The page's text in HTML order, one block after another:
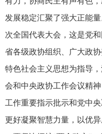
发展稳定汇聚了强大正能
次全国代表大会，这是党
省各级政协组织、广大政
特色社会主义思想为指导
会和中央政协工作会议精
工作重要指示批示和党中
更好凝聚智慧力量，以优